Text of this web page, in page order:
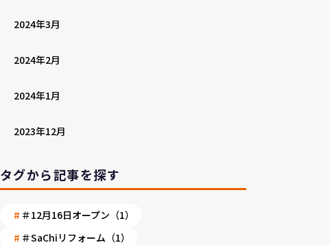
2024年3月
2024年2月
2024年1月
2023年12月
タグから記事を探す
＃12月16日オープン（1）
＃SaChiリフォーム（1）